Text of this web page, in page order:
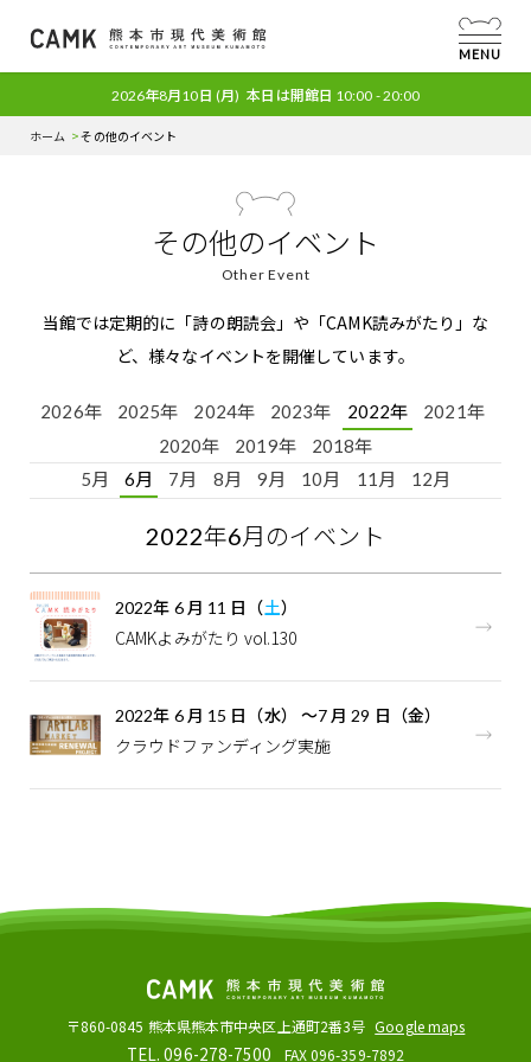
MENU
2026年8月10日 (月) 本日は開館日 10:00 - 20:00
ホーム その他のイベント
その他のイベント
Other Event
当館では定期的に「詩の朗読会」や「CAMK読みがたり」な
ど、様々なイベントを開催しています。
2026年 2025年 2024年 2023年 2022年
2021年
2020年
2019年
2018年
5月
6月 7月 8月 9月 10月 11月 12月
2022年6月のイベント
2022年 6月 11 日（土）
CAMKよみがたり vol.130
2022年 6月 15 日（水） ～7 月 29 日（金）
クラウドファンディング実施
〒860-0845 熊本県熊本市中央区上通町2番3号 Google maps
TEL. 096-278-7500 FAX 096-359-7892